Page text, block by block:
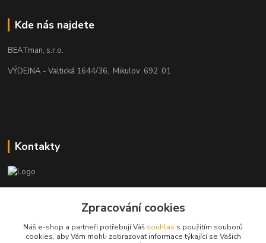
Kde nás najdete
BEATman, s.r.o.
VÝDEJNA - Valtická 1644/36, Mikulov 692 01
Kontakty
elektro@beatman.cz
Zpracování cookies
Náš e-shop a partneři potřebují Váš souhlas s použitím souborů
cookies, aby Vám mohli zobrazovat informace týkající se Vašich